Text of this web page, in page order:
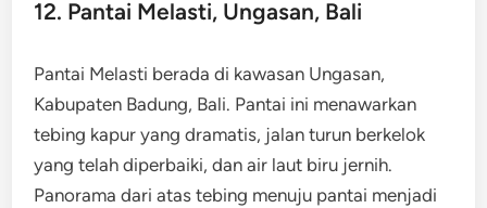
12. Pantai Melasti, Ungasan, Bali
Pantai Melasti berada di kawasan Ungasan,
Kabupaten Badung, Bali. Pantai ini menawarkan
tebing kapur yang dramatis, jalan turun berkelok
yang telah diperbaiki, dan air laut biru jernih.
Panorama dari atas tebing menuju pantai menjadi